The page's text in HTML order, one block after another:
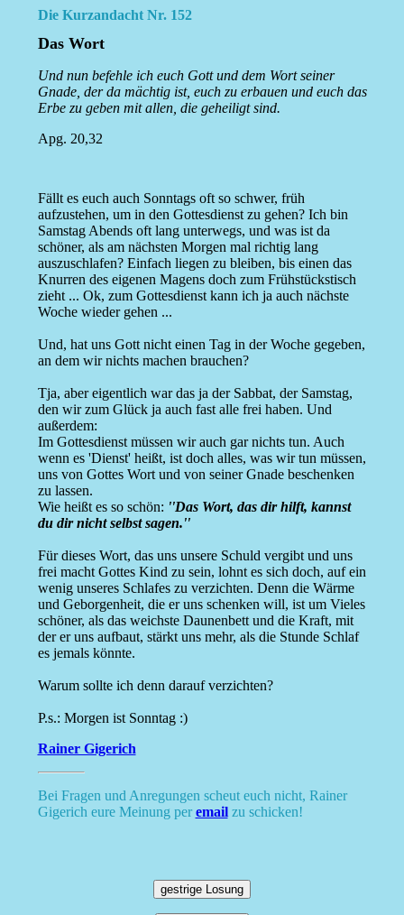
Die Kurzandacht Nr. 152
Das Wort
Und nun befehle ich euch Gott und dem Wort seiner
Gnade, der da mächtig ist, euch zu erbauen und euch das
Erbe zu geben mit allen, die geheiligt sind.
Apg. 20,32
Fällt es euch auch Sonntags oft so schwer, früh
aufzustehen, um in den Gottesdienst zu gehen? Ich bin
Samstag Abends oft lang unterwegs, und was ist da
schöner, als am nächsten Morgen mal richtig lang
auszuschlafen? Einfach liegen zu bleiben, bis einen das
Knurren des eigenen Magens doch zum Frühstückstisch
zieht ... Ok, zum Gottesdienst kann ich ja auch nächste
Woche wieder gehen ...
Und, hat uns Gott nicht einen Tag in der Woche gegeben,
an dem wir nichts machen brauchen?
Tja, aber eigentlich war das ja der Sabbat, der Samstag,
den wir zum Glück ja auch fast alle frei haben. Und
außerdem:
Im Gottesdienst müssen wir auch gar nichts tun. Auch
wenn es 'Dienst' heißt, ist doch alles, was wir tun müssen,
uns von Gottes Wort und von seiner Gnade beschenken
zu lassen.
Wie heißt es so schön: ''Das Wort, das dir hilft, kannst
du dir nicht selbst sagen.''
Für dieses Wort, das uns unsere Schuld vergibt und uns
frei macht Gottes Kind zu sein, lohnt es sich doch, auf ein
wenig unseres Schlafes zu verzichten. Denn die Wärme
und Geborgenheit, die er uns schenken will, ist um Vieles
schöner, als das weichste Daunenbett und die Kraft, mit
der er uns aufbaut, stärkt uns mehr, als die Stunde Schlaf
es jemals könnte.
Warum sollte ich denn darauf verzichten?
P.s.: Morgen ist Sonntag :)
Rainer Gigerich
Bei Fragen und Anregungen scheut euch nicht, Rainer
Gigerich eure Meinung peremailzu schicken!
gestrige Losung